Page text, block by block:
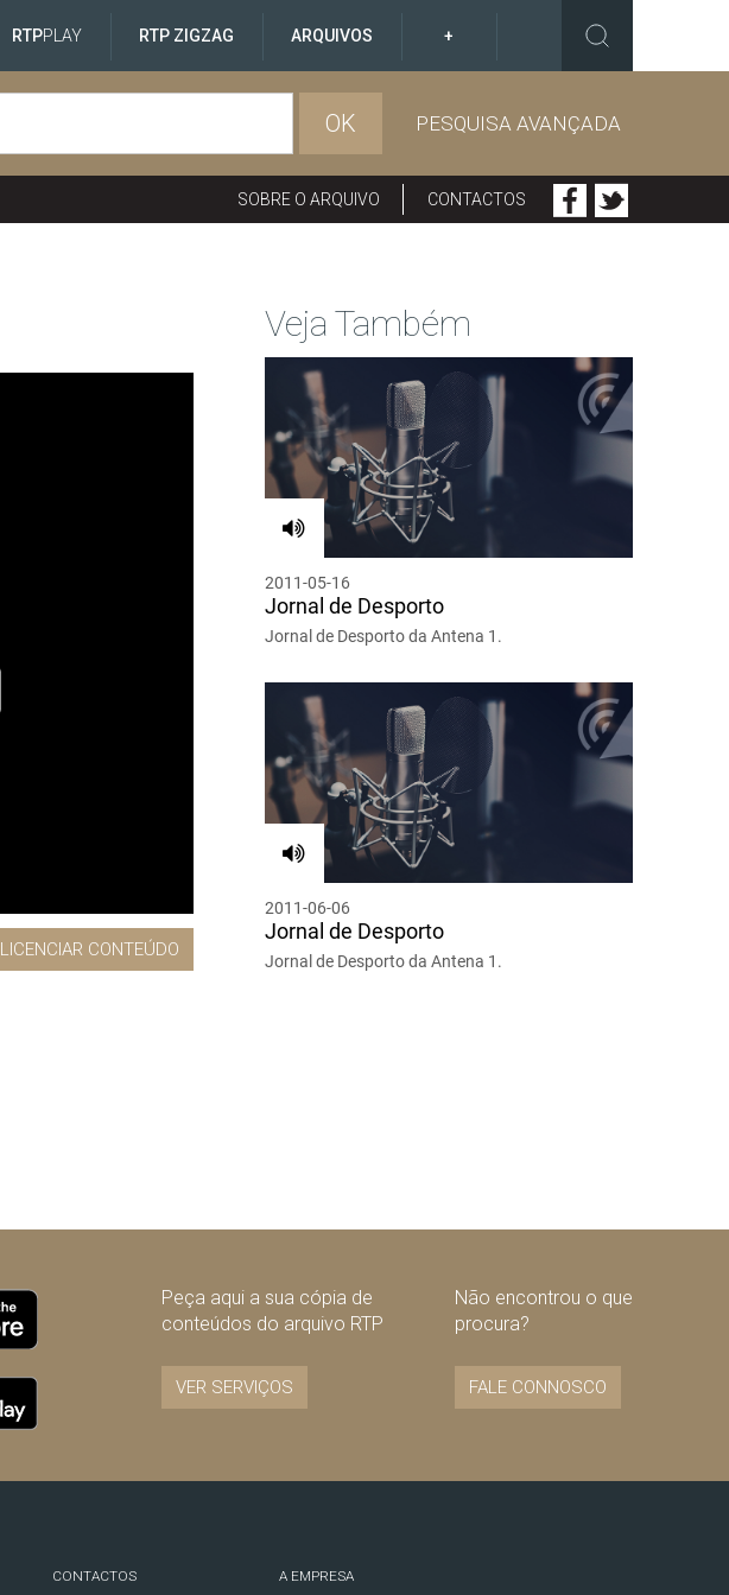
RTPPLAY RTP ZIGZAG ARQUIVOS +
OK PESQUISA AVANÇADA
SOBRE O ARQUIVO CONTACTOS
LICENCIAR CONTEÚDO
Veja Também
2011-05-16
Jornal de Desporto
Jornal de Desporto da Antena 1.
2011-06-06
Jornal de Desporto
Jornal de Desporto da Antena 1.
Peça aqui a sua cópia de
conteúdos do arquivo RTP
VER SERVIÇOS
Não encontrou o que
procura?
FALE CONNOSCO
CONTACTOS
A EMPRESA